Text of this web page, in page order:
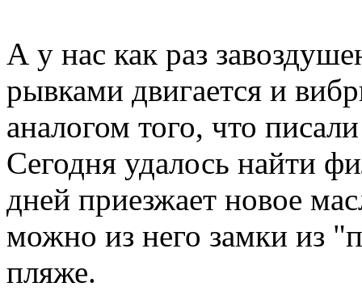
А у нас как раз
рывками двигается и
аналогом того, что
Сегодня удалось найти
дней приезжает новое
можно из него замки из
пляже.